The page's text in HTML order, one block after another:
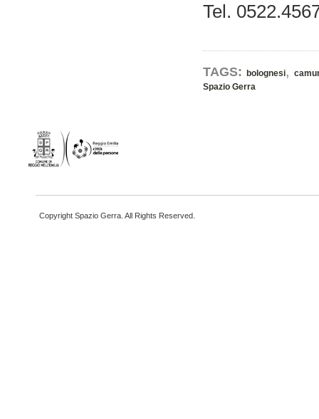
Tel.
TAGS: bolognesi,
Spazio Gerra
Copyright Spazio Gerra. All Rights Reserved.